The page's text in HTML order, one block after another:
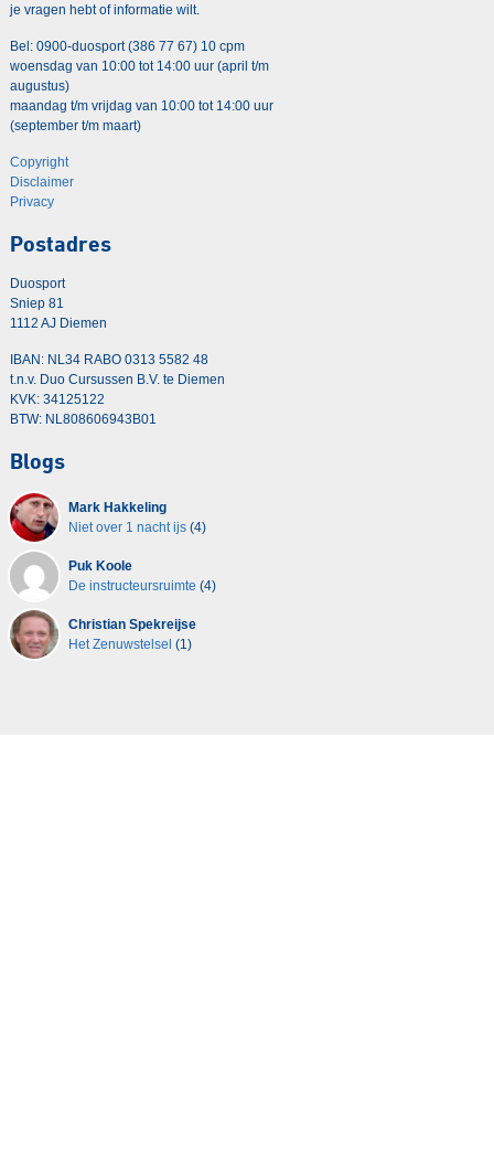
je vragen hebt of informatie wilt.
Bel: 0900-duosport (386 77 67) 10 cpm
woensdag van 10:00 tot 14:00 uur (april t/m
augustus)
maandag t/m vrijdag van 10:00 tot 14:00 uur
(september t/m maart)
Copyright
Disclaimer
Privacy
Postadres
Duosport
Sniep 81
1112 AJ Diemen
IBAN: NL34 RABO 0313 5582 48
t.n.v. Duo Cursussen B.V. te Diemen
KVK: 34125122
BTW: NL808606943B01
Blogs
Mark Hakkeling
Niet over 1 nacht ijs(4)
Puk Koole
De instructeursruimte (4)
Christian Spekreijse
Het Zenuwstelsel (1)